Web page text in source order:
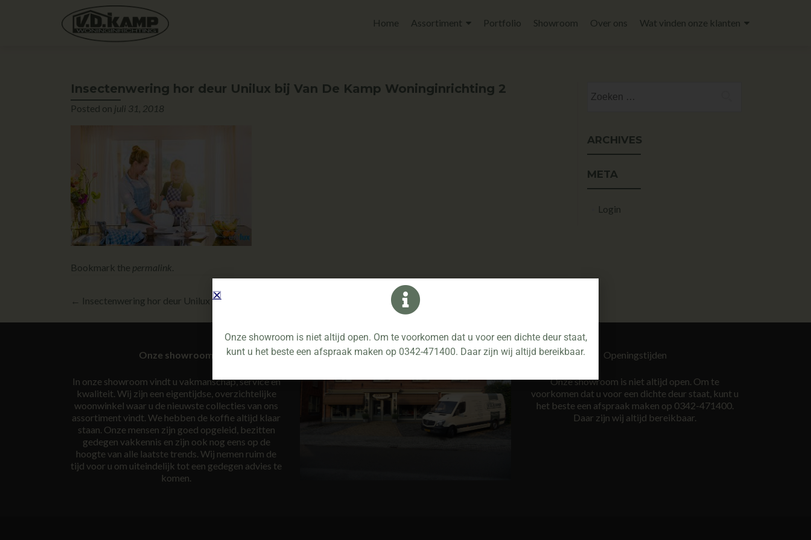
Home Assortiment Portfolio Showroom Over ons Wat vinden onze klanten
Insectenwering hor deur Unilux bij Van De Kamp Woninginrichting 2
Posted on juli 31, 2018
Bookmark the permalink.
← Insectenwering hor deur Unilux bij Van De Kamp Woninginrichting 2
ARCHIVES
META
Login
Onze showroom
In onze showroom vindt u vakmanschap, service en
kwaliteit. Wij zijn een eigentijdse, overzichtelijke
woonwinkel waar u de nieuwste collecties van ons
assortiment vindt. We hebben de koffie altijd klaar
staan. Onze mensen zijn goed opgeleid, bezitten
gedegen vakkennis en zijn ook nog eens op de
hoogte van alle laatste trends. Wij nemen ruim de
tijd voor u om uiteindelijk tot een gedegen advies te
komen.
Openingstijden
Onze showroom is niet altijd open. Om te
voorkomen dat u voor een dichte deur staat, kunt u
het beste een afspraak maken op 0342-471400.
Daar zijn wij altijd bereikbaar.
Onze showroom is niet altijd open. Om te voorkomen dat u voor een dichte deur staat,
kunt u het beste een afspraak maken op 0342-471400. Daar zijn wij altijd bereikbaar.